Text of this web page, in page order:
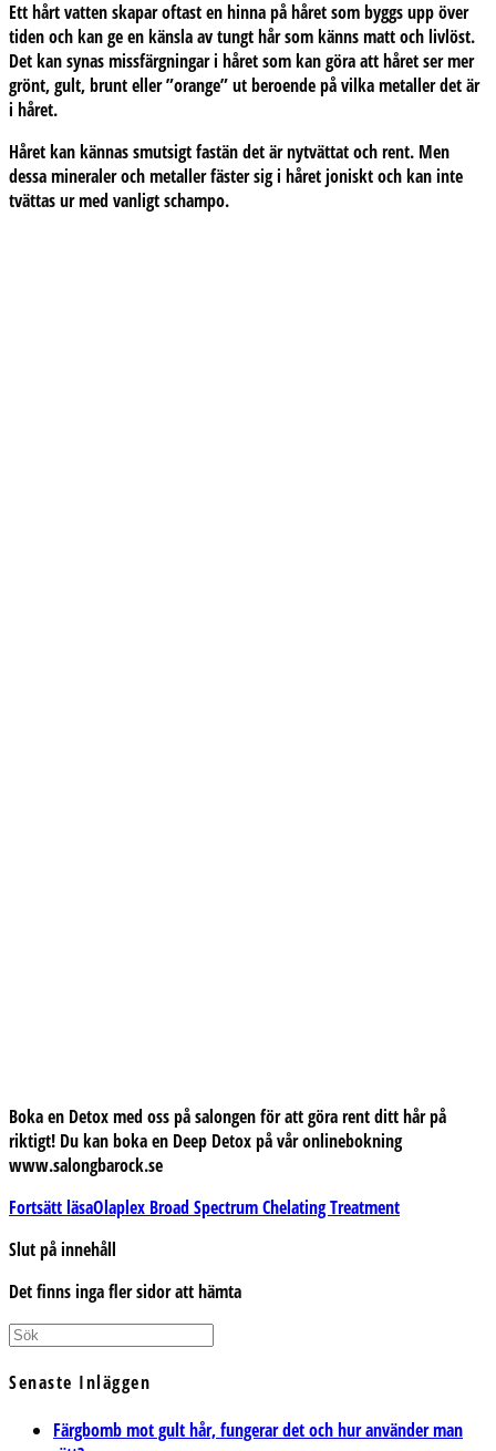
Ett hårt vatten skapar oftast en hinna på håret som byggs upp över
tiden och kan ge en känsla av tungt hår som känns matt och livlöst.
Det kan synas missfärgningar i håret som kan göra att håret ser mer
grönt, gult, brunt eller ”orange” ut beroende på vilka metaller det är
i håret.
Håret kan kännas smutsigt fastän det är nytvättat och rent. Men
dessa mineraler och metaller fäster sig i håret joniskt och kan inte
tvättas ur med vanligt schampo.
Boka en Detox med oss på salongen för att göra rent ditt hår på
riktigt! Du kan boka en Deep Detox på vår onlinebokning
www.salongbarock.se
Fortsätt läsaOlaplex Broad Spectrum Chelating Treatment
Slut på innehåll
Det finns inga fler sidor att hämta
Senaste Inläggen
Färgbomb mot gult hår, fungerar det och hur använder man